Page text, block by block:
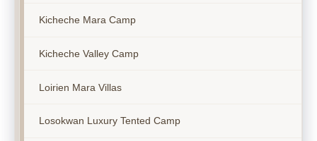
Kicheche Mara Camp
Kicheche Valley Camp
Loirien Mara Villas
Losokwan Luxury Tented Camp